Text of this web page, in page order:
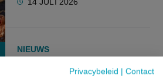
Privacybeleid | Contact
14 JULI 2026
NIEUWS
GAIA en Comeos vragen